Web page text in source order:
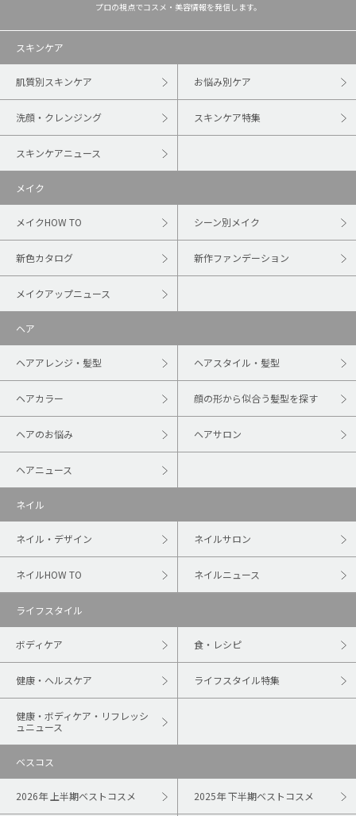
プロの視点でコスメ・美容情報を発信します。
スキンケア
肌質別スキンケア お悩み別ケア
洗顔・クレンジング スキンケア特集
スキンケアニュース
メイク
メイクHOW TO シーン別メイク
新色カタログ 新作ファンデーション
メイクアップニュース
ヘア
ヘアアレンジ・髪型 ヘアスタイル・髪型
ヘアカラー 顔の形から似合う髪型を探す
ヘアのお悩み ヘアサロン
ヘアニュース
ネイル
ネイル・デザイン ネイルサロン
ネイルHOW TO ネイルニュース
ライフスタイル
ボディケア 食・レシピ
健康・ヘルスケア ライフスタイル特集
健康・ボディケア・リフレッシ
ュニュース
ベスコス
2026年 上半期ベストコスメ 2025年 下半期ベストコスメ